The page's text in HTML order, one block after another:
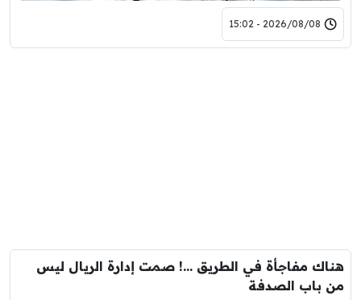
2026/08/08 - 15:02
هناك مفاجأة في الطريق …! صمت إدارة الريال ليس
من باب الصدفة